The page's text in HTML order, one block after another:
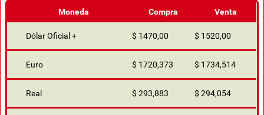
Moneda Compra Venta
Dólar Oficial + $ 1470,00 $ 1520,00
Euro $ 1720,373 $ 1734,514
Real $ 293,883 $ 294,054